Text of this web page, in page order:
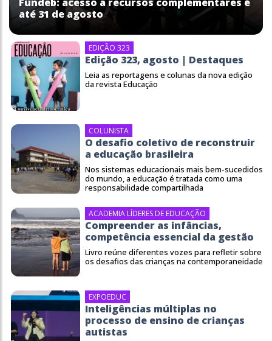
até 31 de agosto
EDIÇÃO 323
Edição 323, agosto | Destaques
Leia as reportagens e colunas da nova edição
da revista Educação
COLUNISTA
O desafio coletivo de reconstruir
a educação brasileira
Nos sistemas educacionais mais bem-sucedidos
do mundo, a educação é tratada como uma
responsabilidade compartilhada
ACADEMIA LÍDERES DE EDUCAÇÃO
Compreender as infâncias,
competência essencial da gestão
Livro reúne diferentes vozes para refletir sobre
os desafios das crianças na contemporaneidade
EXPOEDUC
Inteligências múltiplas no
processo de ensino de crianças
autistas